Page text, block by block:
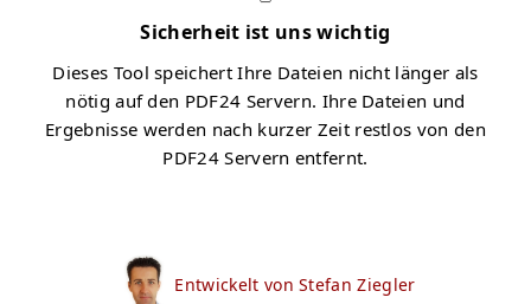
Sicherheit ist uns wichtig
Dieses Tool speichert Ihre Dateien nicht länger als
nötig auf den PDF24 Servern. Ihre Dateien und
Ergebnisse werden nach kurzer Zeit restlos von den
PDF24 Servern entfernt.
Entwickelt von Stefan Ziegler